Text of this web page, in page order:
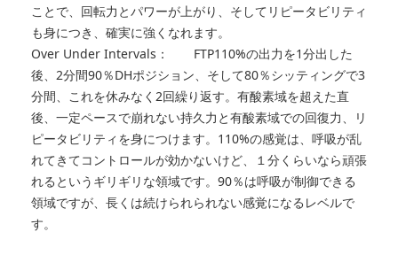
ことで、回転力とパワーが上がり、そしてリピータビリティ
も身につき、確実に強くなれます。
Over Under Intervals： FTP110%の出力を1分出した
後、2分間90％DHポジション、そして80％シッティングで3
分間、これを休みなく2回繰り返す。有酸素域を超えた直
後、一定ペースで崩れない持久力と有酸素域での回復力、リ
ピータビリティを身につけます。110%の感覚は、呼吸が乱
れてきてコントロールが効かないけど、１分くらいなら頑張
れるというギリギリな領域です。90％は呼吸が制御できる
領域ですが、長くは続けられられない感覚になるレベルで
す。